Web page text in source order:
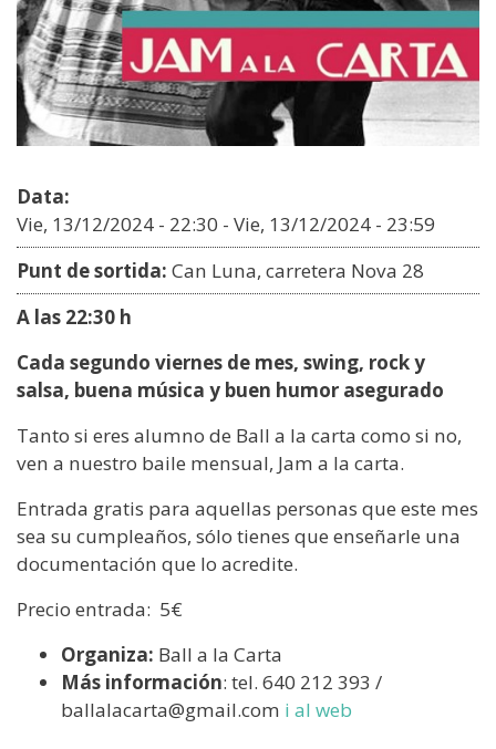
Data:
Vie, 13/12/2024 - 22:30 - Vie, 13/12/2024 - 23:59
Punt de sortida: Can Luna, carretera Nova 28
A las 22:30 h
Cada segundo viernes de mes, swing, rock y
salsa, buena música y buen humor asegurado
Tanto si eres alumno de Ball a la carta como si no,
ven a nuestro baile mensual, Jam a la carta.
Entrada gratis para aquellas personas que este mes
sea su cumpleaños, sólo tienes que enseñarle una
documentación que lo acredite.
Precio entrada: 5€
Organiza: Ball a la Carta
Más información: tel. 640 212 393 /
ballalacarta@gmail.com i al web